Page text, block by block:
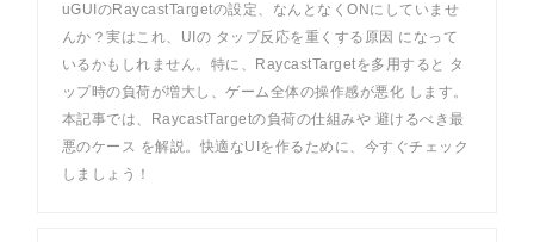
uGUIのRaycastTargetの設定、なんとなくONにしていませ
んか？実はこれ、UIの タップ反応を重くする原因 になって
いるかもしれません。特に、RaycastTargetを多用すると タ
ップ時の負荷が増大し、ゲーム全体の操作感が悪化 します。
本記事では、RaycastTargetの負荷の仕組みや 避けるべき最
悪のケース を解説。快適なUIを作るために、今すぐチェック
しましょう！